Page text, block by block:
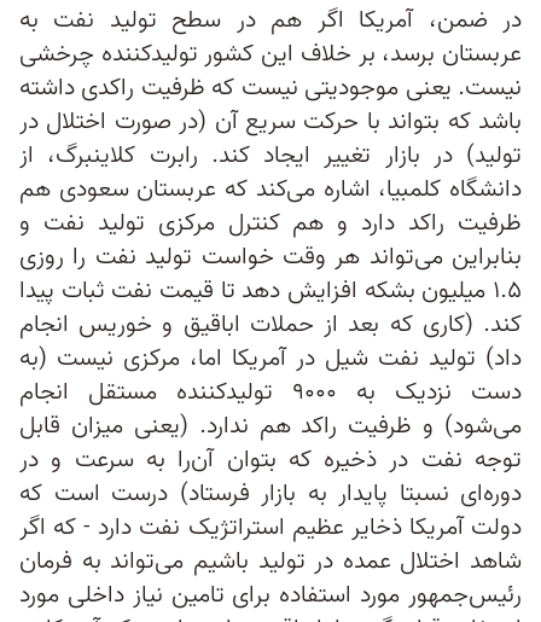
در ضمن، آمریکا اگر هم در سطح تولید نفت به
عربستان برسد، بر خلاف این کشور تولیدکننده چرخشی
نیست. یعنی موجودیتی نیست که ظرفیت راکدی داشته
باشد که بتواند با حرکت سریع آن (در صورت اختلال در
تولید) در بازار تغییر ایجاد کند. رابرت کلاینبرگ، از
دانشگاه کلمبیا، اشاره می‌کند که عربستان سعودی هم
ظرفیت راکد دارد و هم کنترل مرکزی تولید نفت و
بنابراین می‌تواند هر وقت خواست تولید نفت را روزی
۱.۵ میلیون بشکه افزایش دهد تا قیمت نفت ثبات پیدا
کند. (کاری که بعد از حملات اباقیق و خوریس انجام
داد) تولید نفت شیل در آمریکا اما، مرکزی نیست (به
دست نزدیک به ۹۰۰۰ تولیدکننده مستقل انجام
می‌شود) و ظرفیت راکد هم ندارد. (یعنی میزان قابل
توجه نفت در ذخیره که بتوان آن‌را به سرعت و در
دوره‌ای نسبتا پایدار به بازار فرستاد) درست است که
دولت آمریکا ذخایر عظیم استراتژیک نفت دارد - که اگر
شاهد اختلال عمده در تولید باشیم می‌تواند به فرمان
رئیس‌جمهور مورد استفاده برای تامین نیاز داخلی مورد